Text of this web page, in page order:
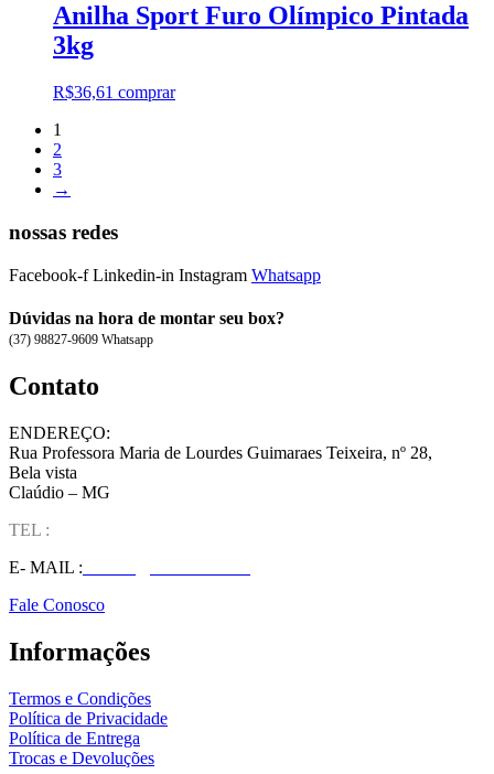
Anilha Sport Furo Olímpico Pintada
3kg
R$36,61 comprar
1
2
3
→
nossas redes
Facebook-f Linkedin-in Instagram Whatsapp
Dúvidas na hora de montar seu box?
(37) 98827-9609 Whatsapp
Contato
ENDEREÇO:
Rua Professora Maria de Lourdes Guimaraes Teixeira, nº 28,
Bela vista
Claúdio – MG
TEL :
E- MAIL :
Fale Conosco
Informações
Termos e Condições
Política de Privacidade
Política de Entrega
Trocas e Devoluções